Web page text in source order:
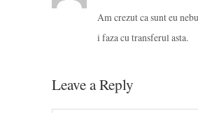
Am crezut ca sunt eu
i faza cu transferul asta.
Leave a Reply